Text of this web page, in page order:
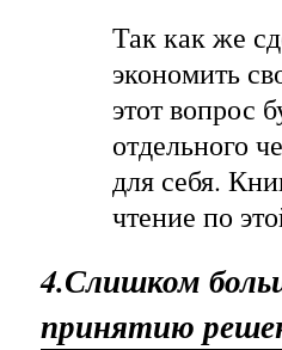
Так как же
экономить
этот вопрос
отдельного
для себя.
чтение по
4.Слишком
принятию